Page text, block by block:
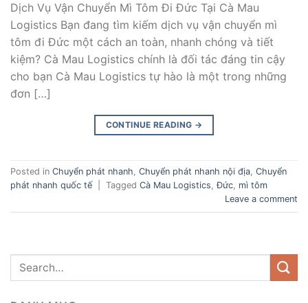
Dịch Vụ Vận Chuyển Mì Tôm Đi Đức Tại Cà Mau
Logistics Bạn đang tìm kiếm dịch vụ vận chuyển mì
tôm đi Đức một cách an toàn, nhanh chóng và tiết
kiệm? Cà Mau Logistics chính là đối tác đáng tin cậy
cho bạn Cà Mau Logistics tự hào là một trong những
đơn […]
CONTINUE READING →
Posted in Chuyển phát nhanh, Chuyển phát nhanh nội địa, Chuyển
phát nhanh quốc tế
Tagged Cà Mau Logistics,Đức, mì tôm
Leave a comment